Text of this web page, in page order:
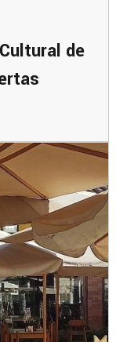
de